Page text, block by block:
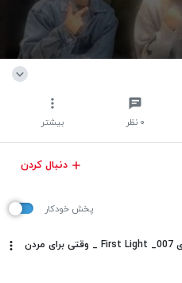
۰ نظر بیشتر
دنبال کردن
پخش خودکار
بررسی بازی 007_ First Light _ وقتی برای مردن